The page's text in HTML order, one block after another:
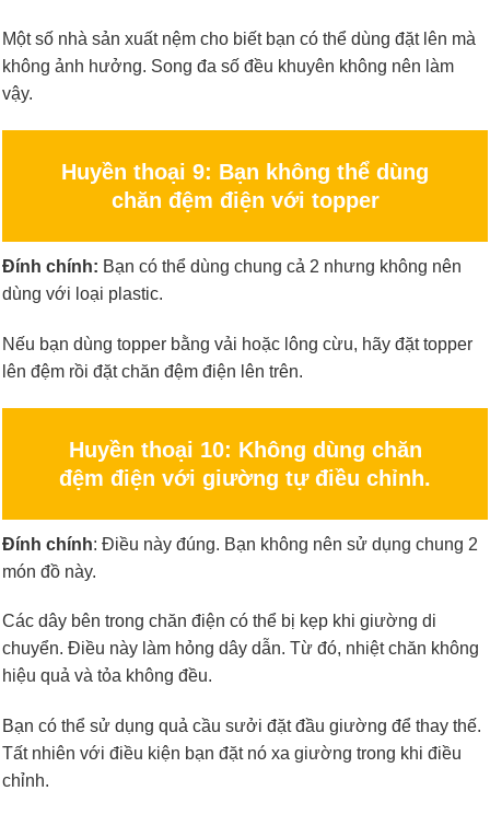
Một số nhà sản xuất nệm cho biết bạn có thể dùng đặt lên mà
không ảnh hưởng. Song đa số đều khuyên không nên làm
vậy.
Huyền thoại 9: Bạn không thể dùng
chăn đệm điện với topper
Đính chính: Bạn có thể dùng chung cả 2 nhưng không nên
dùng với loại plastic.
Nếu bạn dùng topper bằng vải hoặc lông cừu, hãy đặt topper
lên đệm rồi đặt chăn đệm điện lên trên.
Huyền thoại 10: Không dùng chăn
đệm điện với giường tự điều chỉnh.
Đính chính: Điều này đúng. Bạn không nên sử dụng chung 2
món đồ này.
Các dây bên trong chăn điện có thể bị kẹp khi giường di
chuyển. Điều này làm hỏng dây dẫn. Từ đó, nhiệt chăn không
hiệu quả và tỏa không đều.
Bạn có thể sử dụng quả cầu sưởi đặt đầu giường để thay thế.
Tất nhiên với điều kiện bạn đặt nó xa giường trong khi điều
chỉnh.